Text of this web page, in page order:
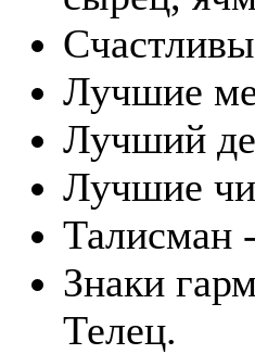
Лучшие
Лучший
Лучшие
Талисман
Знаки
Телец.